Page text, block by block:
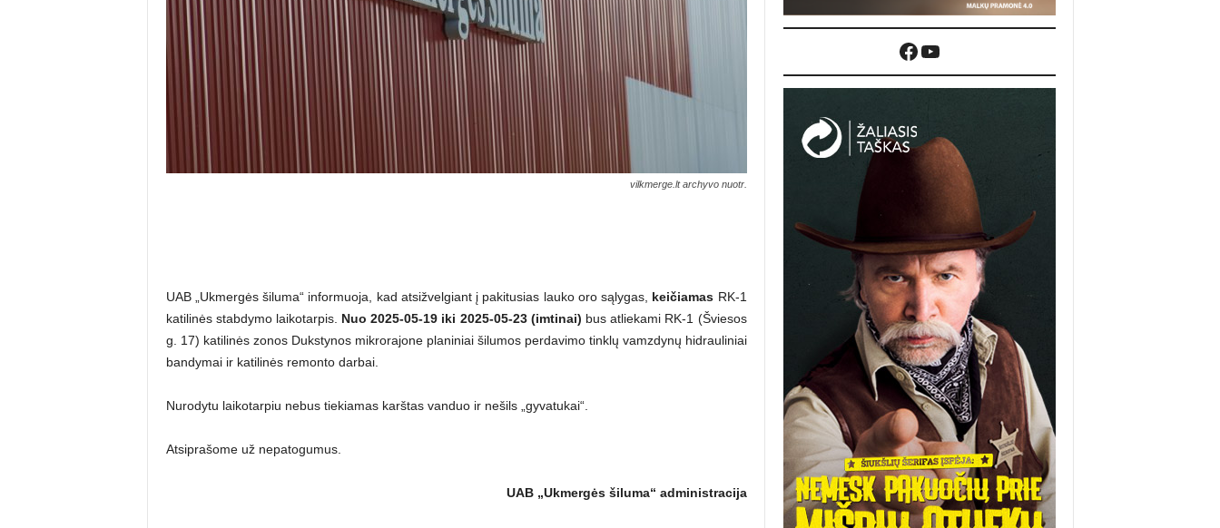
vilkmerge.lt archyvo nuotr.
UAB „Ukmergės šiluma“ informuoja, kad atsižvelgiant į pakitusias lauko oro sąlygas, keičiamas RK-1
katilinės stabdymo laikotarpis. Nuo 2025-05-19 iki 2025-05-23(imtinai) bus atliekami RK-1 (Šviesos
g. 17) katilinės zonos Dukstynos mikrorajone planiniai šilumos perdavimo tinklų vamzdynų hidrauliniai
bandymai ir katilinės remonto darbai.
Nurodytu laikotarpiu nebus tiekiamas karštas vanduo ir nešils „gyvatukai“.
Atsiprašome už nepatogumus.
UAB „Ukmergės šiluma“ administracija
Facebook
YouTube